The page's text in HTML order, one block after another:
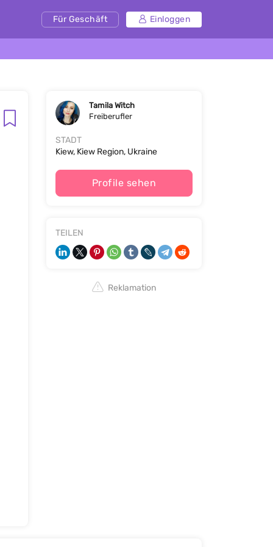
Für Geschäft Einloggen
Tamila Witch
Freiberufler
STADT
Kiew, Kiew Region, Ukraine
Profile sehen
TEILEN
Reklamation